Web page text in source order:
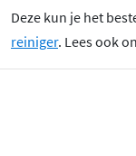
Deze kun je het
reiniger. Lees ook